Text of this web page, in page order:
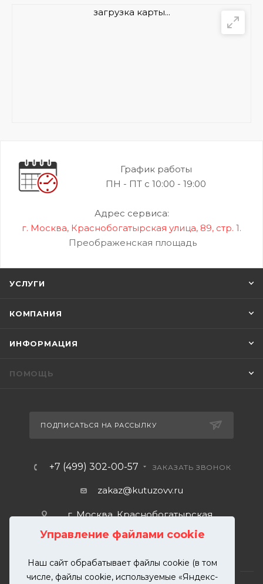
Управление файлами cookie
Наш сайт обрабатывает файлы cookie (в том
числе, файлы cookie, используемые «Яндекс-
загрузка карты...
График работы
ПН - ПТ с 10:00 - 19:00
Адрес сервиса:
г. Москва, Краснобогатырская улица, 89, стр. 1.
Преображенская площадь
УСЛУГИ
КОМПАНИЯ
ИНФОРМАЦИЯ
ПОМОЩЬ
ПОДПИСАТЬСЯ НА РАССЫЛКУ
+7 (499) 302-00-57 ЗАКАЗАТЬ ЗВОНОК
zakaz@kutuzovv.ru
г. Москва, Краснобогатырская